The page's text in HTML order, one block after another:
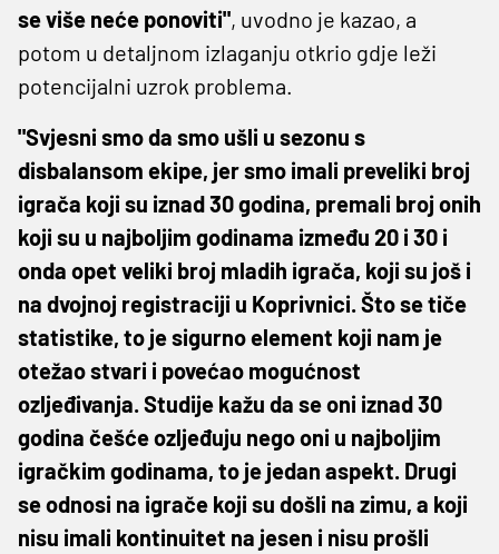
se više neće ponoviti", uvodno je kazao, a
potom u detaljnom izlaganju otkrio gdje leži
potencijalni uzrok problema.
"Svjesni smo da smo ušli u sezonu s
disbalansom ekipe, jer smo imali preveliki broj
igrača koji su iznad 30 godina, premali broj onih
koji su u najboljim godinama između 20 i 30 i
onda opet veliki broj mladih igrača, koji su još i
na dvojnoj registraciji u Koprivnici. Što se tiče
statistike, to je sigurno element koji nam je
otežao stvari i povećao mogućnost
ozljeđivanja. Studije kažu da se oni iznad 30
godina češće ozljeđuju nego oni u najboljim
igračkim godinama, to je jedan aspekt. Drugi
se odnosi na igrače koji su došli na zimu, a koji
nisu imali kontinuitet na jesen i nisu prošli